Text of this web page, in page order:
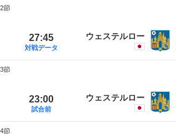
節
27:45
対戦データ
ウェステルロー
節
23:00
試合前
ウェステルロー
節